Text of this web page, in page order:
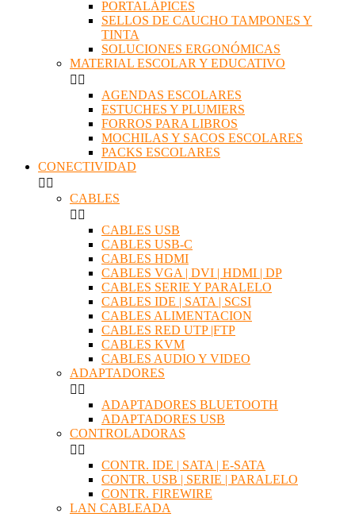
PORTALÁPICES
SELLOS DE CAUCHO TAMPONES Y
TINTA
SOLUCIONES ERGONÓMICAS
MATERIAL ESCOLAR Y EDUCATIVO
 
AGENDAS ESCOLARES
ESTUCHES Y PLUMIERS
FORROS PARA LIBROS
MOCHILAS Y SACOS ESCOLARES
PACKS ESCOLARES
CONECTIVIDAD
 
CABLES
 
CABLES USB
CABLES USB-C
CABLES HDMI
CABLES VGA | DVI | HDMI | DP
CABLES SERIE Y PARALELO
CABLES IDE | SATA | SCSI
CABLES ALIMENTACION
CABLES RED UTP |FTP
CABLES KVM
CABLES AUDIO Y VIDEO
ADAPTADORES
 
ADAPTADORES BLUETOOTH
ADAPTADORES USB
CONTROLADORAS
 
CONTR. IDE | SATA | E-SATA
CONTR. USB | SERIE | PARALELO
CONTR. FIREWIRE
LAN CABLEADA